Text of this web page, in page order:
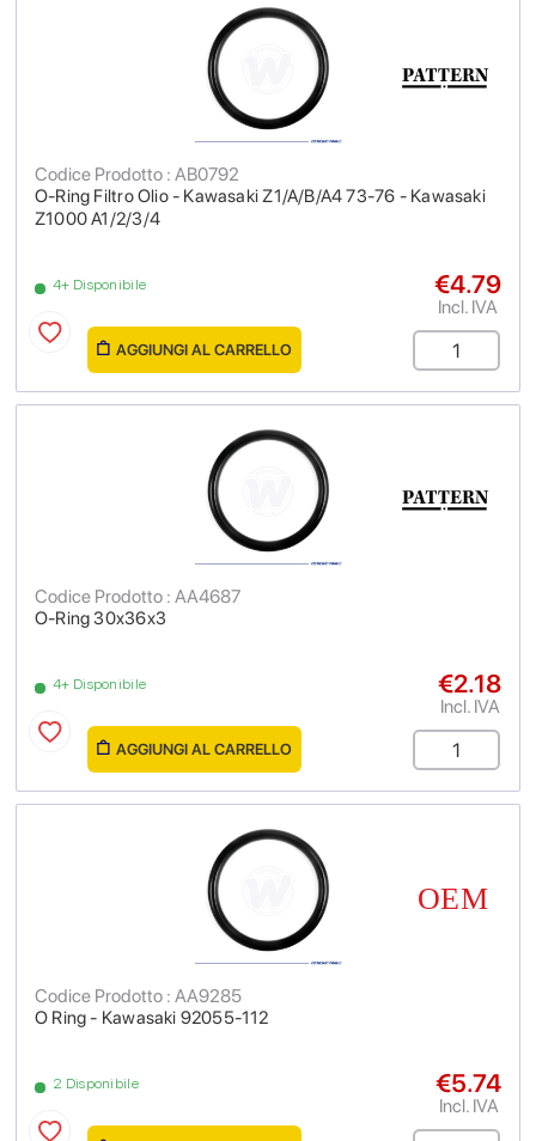
O-Ring Filtro Olio - Kawasaki Z1/A/B/A4 73-76 - Kawasaki
Z1000 A1/2/3/4
Codice Prodotto : AB0792
4+ Disponibile €4.79
Incl. IVA
AGGIUNGI AL CARRELLO
O-Ring 30x36x3
Codice Prodotto : AA4687
4+ Disponibile €2.18
Incl. IVA
AGGIUNGI AL CARRELLO
O Ring - Kawasaki 92055-112
Codice Prodotto : AA9285
2 Disponibile €5.74
Incl. IVA